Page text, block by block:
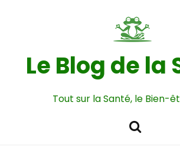
Le Blog de la
Tout sur la Santé, le Bien-